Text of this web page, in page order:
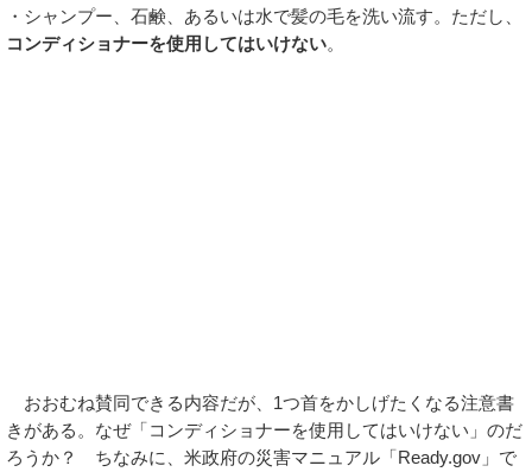
・シャンプー、石鹸、あるいは水で髪の毛を洗い流す。ただし、
コンディショナーを使用してはいけない。
おおむね賛同できる内容だが、1つ首をかしげたくなる注意書
きがある。なぜ「コンディショナーを使用してはいけない」のだ
ろうか？ ちなみに、米政府の災害マニュアル「Ready.gov」で